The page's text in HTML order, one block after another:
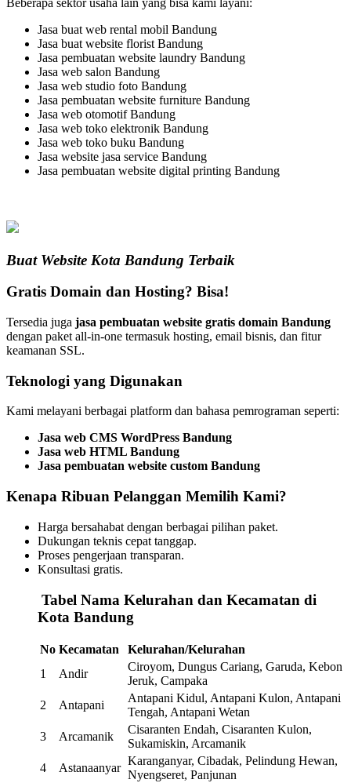
Beberapa sektor usaha lain yang bisa kami layani:
Jasa buat web rental mobil Bandung
Jasa buat website florist Bandung
Jasa pembuatan website laundry Bandung
Jasa web salon Bandung
Jasa web studio foto Bandung
Jasa pembuatan website furniture Bandung
Jasa web otomotif Bandung
Jasa web toko elektronik Bandung
Jasa web toko buku Bandung
Jasa website jasa service Bandung
Jasa pembuatan website digital printing Bandung
Buat Website Kota Bandung Terbaik
Gratis Domain dan Hosting? Bisa!
Tersedia juga jasa pembuatan website gratis domain Bandung
dengan paket all-in-one termasuk hosting, email bisnis, dan fitur
keamanan SSL.
Teknologi yang Digunakan
Kami melayani berbagai platform dan bahasa pemrograman seperti:
Jasa web CMS WordPress Bandung
Jasa web HTML Bandung
Jasa pembuatan website custom Bandung
Kenapa Ribuan Pelanggan Memilih Kami?
Harga bersahabat dengan berbagai pilihan paket.
Dukungan teknis cepat tanggap.
Proses pengerjaan transparan.
Konsultasi gratis.
Tabel Nama Kelurahan dan Kecamatan di
Kota Bandung
No Kecamatan
Kelurahan/Kelurahan
1
Andir
Ciroyom, Dungus Cariang, Garuda, Kebon
Jeruk, Campaka
2
Antapani
Antapani Kidul, Antapani Kulon, Antapani
Tengah, Antapani Wetan
3
Arcamanik
Cisaranten Endah, Cisaranten Kulon,
Sukamiskin, Arcamanik
4
Astanaanyar
Karanganyar, Cibadak, Pelindung Hewan,
Nyengseret, Panjunan